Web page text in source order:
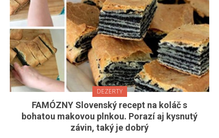
DEZERTY
FAMÓZNY Slovenský recept na koláč s
bohatou makovou plnkou. Porazí aj kysnutý
závin, taký je dobrý